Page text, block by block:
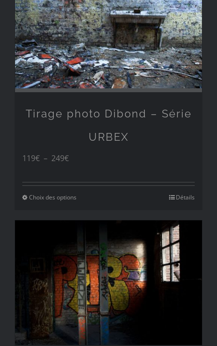
Tirage photo Dibond – Série
URBEX
119€ – 249€Plage
prix :
249€
Choix des options Détails